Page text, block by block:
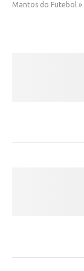
Mantos do Futebol »